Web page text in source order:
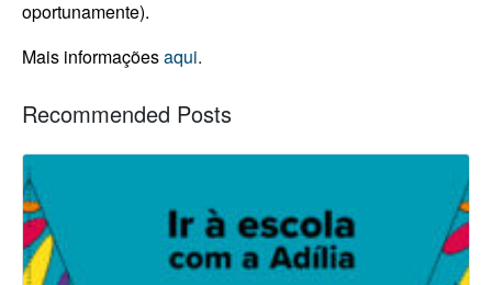
oportunamente).
Mais informaçõesaqui.
Recommended Posts